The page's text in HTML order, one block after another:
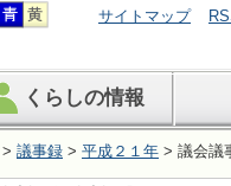
サイトマップ
くらしの情報
> 議事録 > 平成２１年 > 議会議